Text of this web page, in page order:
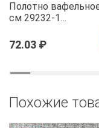
Полотно
см 29232-1
Мандариновый
72.03 ₽
Похожие